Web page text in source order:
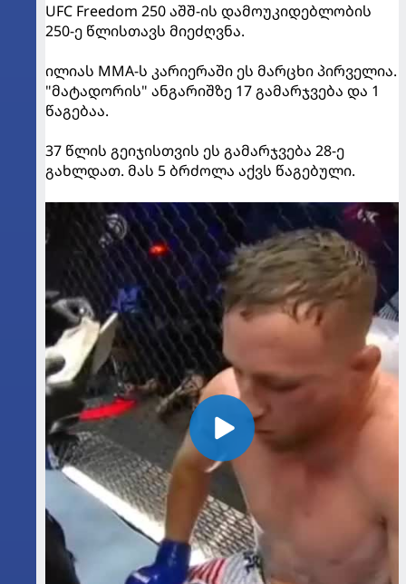
UFC Freedom 250 აშშ-ის დამოუკიდებლობის
250-ე წლისთავს მიეძღვნა.
ილიას MMA-ს კარიერაში ეს მარცხი პირველია.
"მატადორის" ანგარიშზე 17 გამარჯვება და 1
წაგებაა.
37 წლის გეიჯისთვის ეს გამარჯვება 28-ე
გახლდათ. მას 5 ბრძოლა აქვს წაგებული.